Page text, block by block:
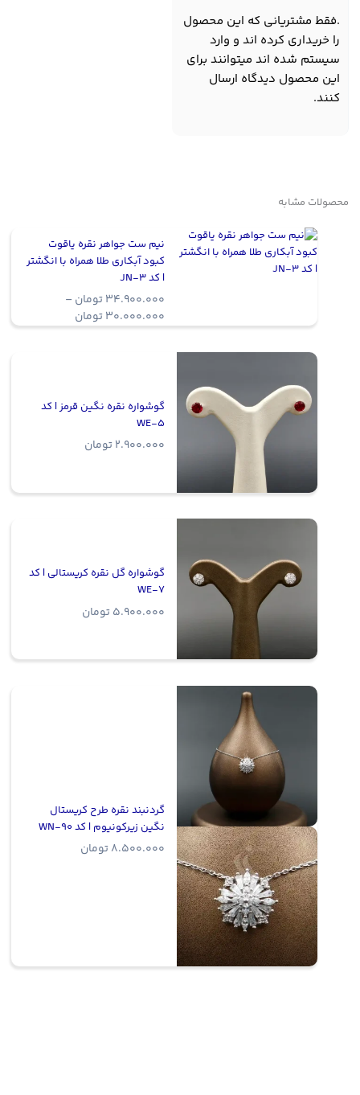
.فقط مشتریانی که این محصول
را خریداری کرده اند و وارد
سیستم شده اند میتوانند برای
این محصول دیدگاه ارسال
کنند.
محصولات مشابه
نیم ست جواهر نقره یاقوت
کبود آبکاری طلا همراه با انگشتر
| کد JN-3
34.900.000 تومان –
30.000.000 تومان
range:
گوشواره نقره نگین قرمز | کد
WE-5
2.900.000 تومان
گوشواره گل نقره کریستالی | کد
WE-7
5.900.000 تومان
گردنبند نقره طرح کریستال
نگین زیرکونیوم | کد WN-90
8.500.000 تومان